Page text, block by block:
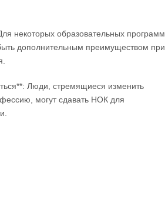
некоторых образовательных программ
дополнительным преимуществом при
Люди, стремящиеся изменить
могут сдавать НОК для